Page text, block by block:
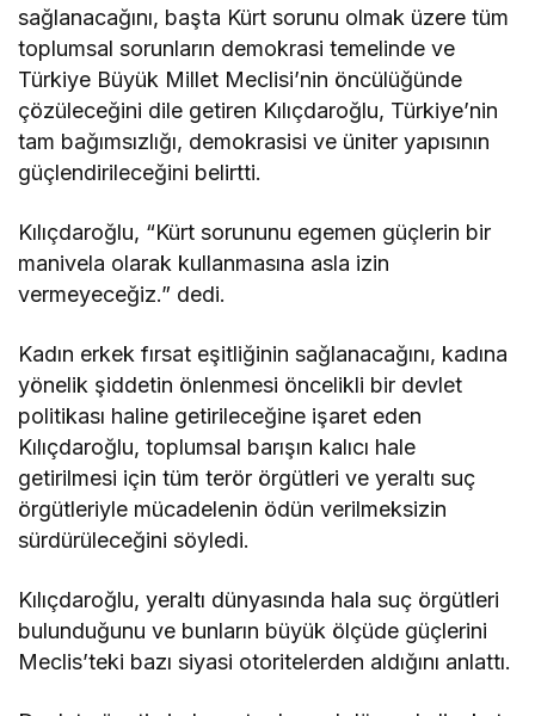
sağlanacağını, başta Kürt sorunu olmak üzere tüm
toplumsal sorunların demokrasi temelinde ve
Türkiye Büyük Millet Meclisi’nin öncülüğünde
çözüleceğini dile getiren Kılıçdaroğlu, Türkiye’nin
tam bağımsızlığı, demokrasisi ve üniter yapısının
güçlendirileceğini belirtti.
Kılıçdaroğlu, “Kürt sorununu egemen güçlerin bir
manivela olarak kullanmasına asla izin
vermeyeceğiz.” dedi.
Kadın erkek fırsat eşitliğinin sağlanacağını, kadına
yönelik şiddetin önlenmesi öncelikli bir devlet
politikası haline getirileceğine işaret eden
Kılıçdaroğlu, toplumsal barışın kalıcı hale
getirilmesi için tüm terör örgütleri ve yeraltı suç
örgütleriyle mücadelenin ödün verilmeksizin
sürdürüleceğini söyledi.
Kılıçdaroğlu, yeraltı dünyasında hala suç örgütleri
bulunduğunu ve bunların büyük ölçüde güçlerini
Meclis’teki bazı siyasi otoritelerden aldığını anlattı.